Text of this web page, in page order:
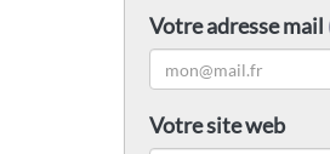
Votre adresse mail
Votre site web